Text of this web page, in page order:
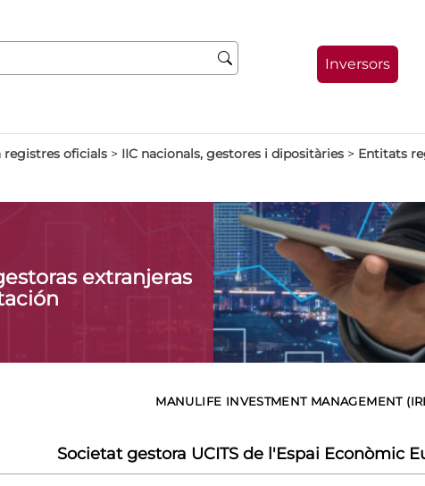
Inversors
registres oficials > IIC nacionals, gestores i dipositàries > Entitats
extranjeras
MANULIFE INVESTMENT MANAGEMENT
Societat gestora UCITS de l'Espai Econòmic